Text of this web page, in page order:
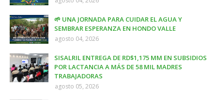
🌱 UNA JORNADA PARA CUIDAR EL AGUA Y
SEMBRAR ESPERANZA EN HONDO VALLE
agosto 04, 2026
SISALRIL ENTREGA DE RD$1,175 MM EN SUBSIDIOS
POR LACTANCIA A MÁS DE 58 MIL MADRES
TRABAJADORAS
agosto 05, 2026